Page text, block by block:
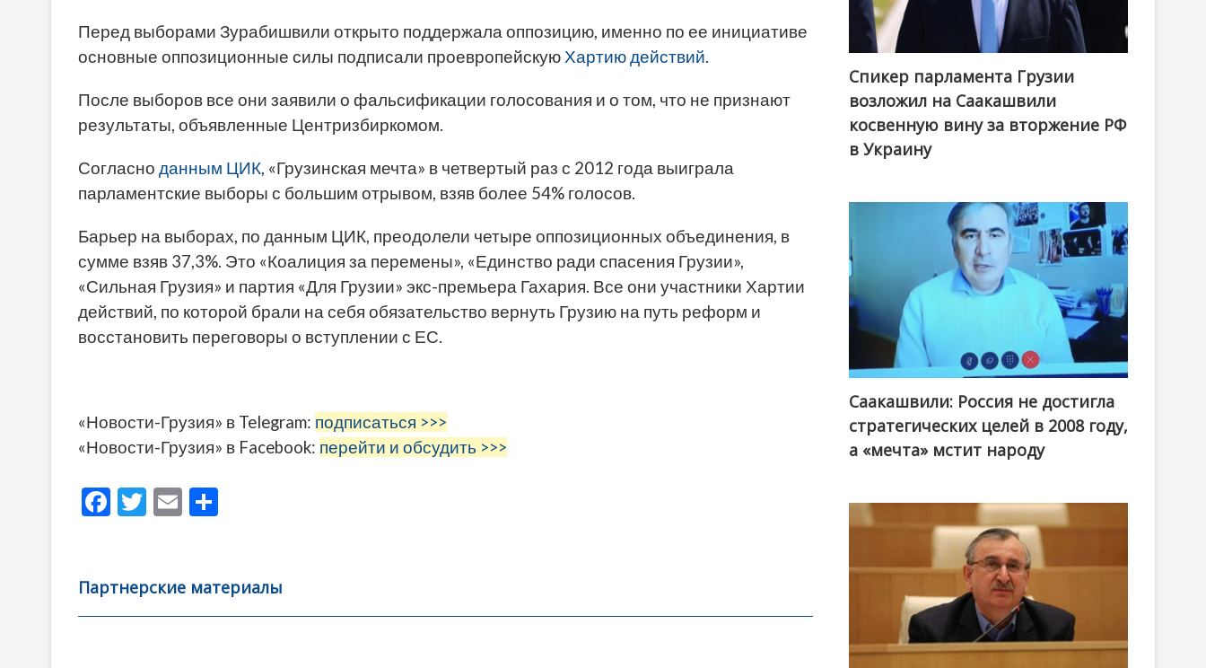
Перед выборами Зурабишвили открыто поддержала оппозицию, именно по ее инициативе
основные оппозиционные силы подписали проевропейскуюХартию действий.
После выборов все они заявили о фальсификации голосования и о том, что не признают
результаты, объявленные Центризбиркомом.
Согласно данным ЦИК, «Грузинская мечта» в четвертый раз с 2012 года выиграла
парламентские выборы с большим отрывом, взяв более 54% голосов.
Барьер на выборах, по данным ЦИК, преодолели четыре оппозиционных объединения, в
сумме взяв 37,3%. Это «Коалиция за перемены», «Единство ради спасения Грузии»,
«Сильная Грузия» и партия «Для Грузии» экс-премьера Гахария. Все они участники Хартии
действий, по которой брали на себя обязательство вернуть Грузию на путь реформ и
восстановить переговоры о вступлении с ЕС.
«Новости-Грузия» в Telegram: подписаться >>>
«Новости-Грузия» в Facebook: перейти и обсудить >>>
F
b
o
T
er
E
l
а
в
Партнерские материалы
Спикер парламента Грузии
возложил на Саакашвили
косвенную вину за вторжение РФ
в Украину
Саакашвили: Россия не достигла
стратегических целей в 2008 году,
а «мечта» мстит народу